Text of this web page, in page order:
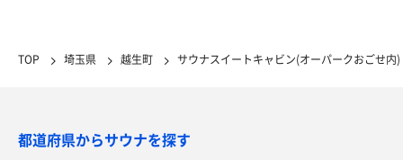
TOP 埼玉県 越生町 サウナスイートキャビン(オーパークおごせ内)
都道府県からサウナを探す